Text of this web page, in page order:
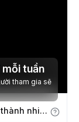
mỗi tuần
Kiếm Điểm kinh nghiệm bằng cách hoàn thành nhiệm vụ